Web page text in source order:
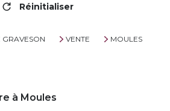
Réinitialiser
VENTE
MOULES
à Moules